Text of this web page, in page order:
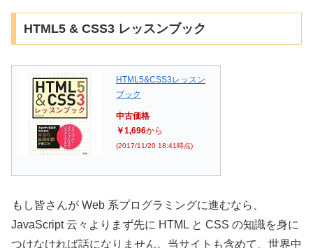
HTML5 & CSS3 レッスンブック
HTML5&CSS3レッスン
ブック
中古価格
￥1,696から
(2017/11/20 18:41時点)
もし皆さんが Web 系プログラミングに進むなら、
JavaScript 云々よりまず先に HTML と CSS の知識を身に
つけなければ話になりません。当サイトも含めて、世界中